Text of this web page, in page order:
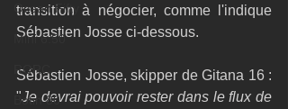
Ocean Fifty
Mini 6.50
RORC
Botin 80
transition à négocier, comme l'indique
Sébastien Josse ci-dessous.
Sébastien Josse, skipper de Gitana 16 :
"Je devrai pouvoir rester dans le flux de